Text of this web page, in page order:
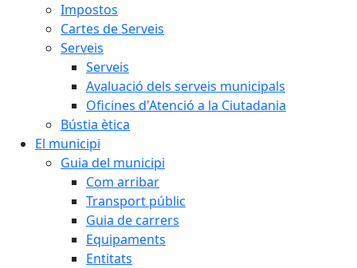
Impostos
Cartes de Serveis
Serveis
Serveis
Avaluació dels serveis municipals
Oficines d'Atenció a la Ciutadania
Bústia ètica
El municipi
Guia del municipi
Com arribar
Transport públic
Guia de carrers
Equipaments
Entitats